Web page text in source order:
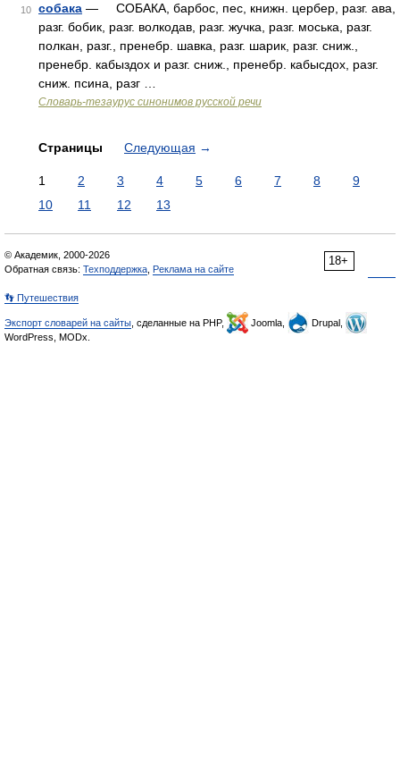
10 собака — СОБАКА, барбос, пес, книжн. цербер, разг. ава,
разг. бобик, разг. волкодав, разг. жучка, разг. моська, разг.
полкан, разг., пренебр. шавка, разг. шарик, разг. сниж.,
пренебр. кабыздох и разг. сниж., пренебр. кабысдох, разг.
сниж. псина, разг …
Словарь-тезаурус синонимов русской речи
Страницы Следующая →
1 2 3 4 5 6 7 8
9
10
11 12 13
18+
© Академик, 2000-2026
Обратная связь: Техподдержка Реклама на сайте
👣 Путешествия
Экспорт словарей на сайты , сделанные на PHP, Joomla,
Drupal,
WordPress, MODx.